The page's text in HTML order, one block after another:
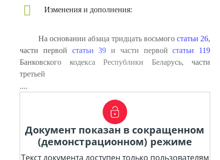
Изменения и дополнения:
На основании абзаца тридцать восьмого статьи 26,
части первой статьи 39 и части первойстатьи 119
Банковского кодекса Республики Беларусь, части
третьей
....
Документ показан в сокращенном
(демонстрационном) режиме
Текст документа доступен только пользователям